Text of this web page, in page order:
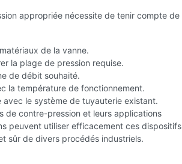
appropriée nécessite de tenir compte de
de la vanne.
la plage de pression requise.
de débit souhaité.
la température de fonctionnement.
avec le système de tuyauterie existant.
de contre-pression et leurs applications
peuvent utiliser efficacement ces dispositifs
sûr de divers procédés industriels.